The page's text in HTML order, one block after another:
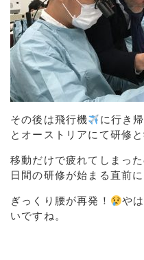
その後は飛行機
に行き
とオーストリアにて研修と
移動だけで疲れてしまっ
日間の研修が始まる直前に
ぎっくり腰が再発！
や
いですね。